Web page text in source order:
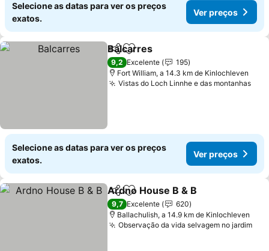
Selecione as datas para ver os preços
exatos.
Ver preços
PartilharAdicionar aos favoritos
Balcarres
9,2 Excelente
195
Fort William, a 14.3 km de Kinlochleven
Vistas do Loch Linnhe e das montanhas
Selecione as datas para ver os preços
exatos.
Ver preços
PartilharAdicionar aos favoritos
Ardno House B & B
9,7 Excelente
620
Ballachulish, a 14.9 km de Kinlochleven
Observação da vida selvagem no jardim